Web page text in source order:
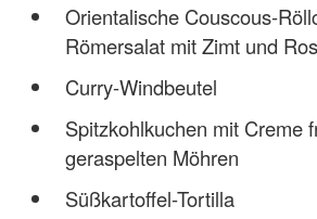
Orientalische Couscous-
Römersalat mit Zimt und
Curry-Windbeutel
Spitzkohlkuchen mit Creme
geraspelten Möhren
Süßkartoffel-Tortilla